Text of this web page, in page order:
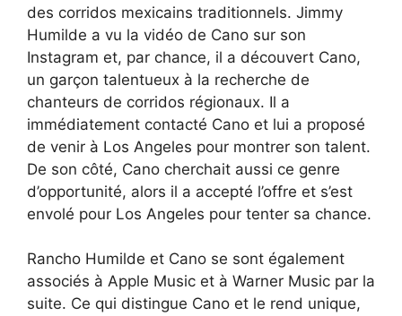
des corridos mexicains traditionnels. Jimmy
Humilde a vu la vidéo de Cano sur son
Instagram et, par chance, il a découvert Cano,
un garçon talentueux à la recherche de
chanteurs de corridos régionaux. Il a
immédiatement contacté Cano et lui a proposé
de venir à Los Angeles pour montrer son talent.
De son côté, Cano cherchait aussi ce genre
d’opportunité, alors il a accepté l’offre et s’est
envolé pour Los Angeles pour tenter sa chance.
Rancho Humilde et Cano se sont également
associés à Apple Music et à Warner Music par la
suite. Ce qui distingue Cano et le rend unique,